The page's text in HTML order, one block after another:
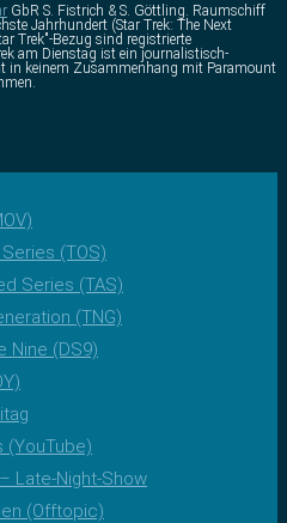
GbR S. Fistrich & S. Göttling. Raumschiff
Jahrhundert (Star Trek: The Next
Trek"-Bezug sind registrierte
am Dienstag ist ein journalistisch-
in keinem Zusammenhang mit Paramount
(TOS)
Series (TAS)
(TNG)
Nine (DS9)
(YouTube)
Late-Night-Show
(Offtopic)